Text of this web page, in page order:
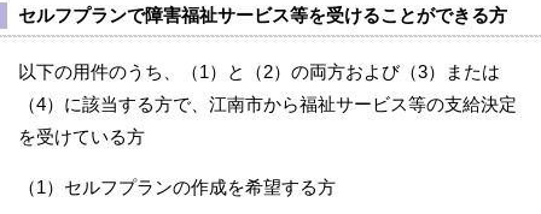
セルフプランで障害福祉サービス等を受けることができる方
以下の用件のうち、（1）と（2）の両方および（3）または
（4）に該当する方で、江南市から福祉サービス等の支給決定
を受けている方
（1）セルフプランの作成を希望する方